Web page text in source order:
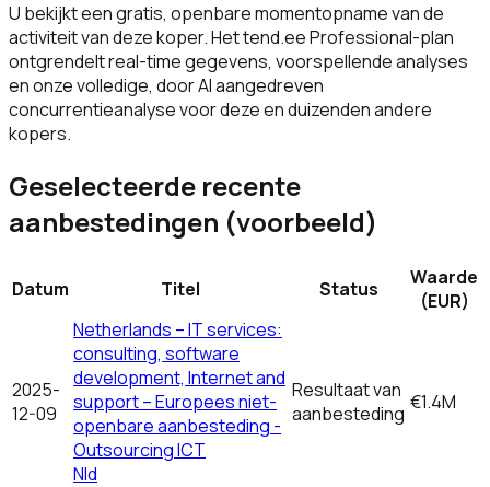
U bekijkt een gratis, openbare momentopname van de
activiteit van deze koper. Het tend.ee Professional-plan
ontgrendelt real-time gegevens, voorspellende analyses
en onze volledige, door AI aangedreven
concurrentieanalyse voor deze en duizenden andere
kopers.
Geselecteerde recente
aanbestedingen (voorbeeld)
Datum Titel Status
Waarde
(EUR)
2025-
12-09
Netherlands – IT services:
consulting, software
development, Internet and
support – Europees niet-
openbare aanbesteding -
Outsourcing ICT
Nld
Resultaat van
aanbesteding €1.4M